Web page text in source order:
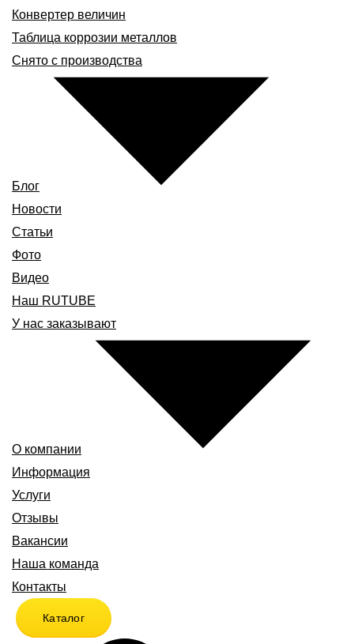
Конвертер величин
Таблица коррозии металлов
Снято с производства
Блог
Новости
Статьи
Фото
Видео
Наш RUTUBE
У нас заказывают
О компании
Информация
Услуги
Отзывы
Вакансии
Наша команда
Контакты
Каталог